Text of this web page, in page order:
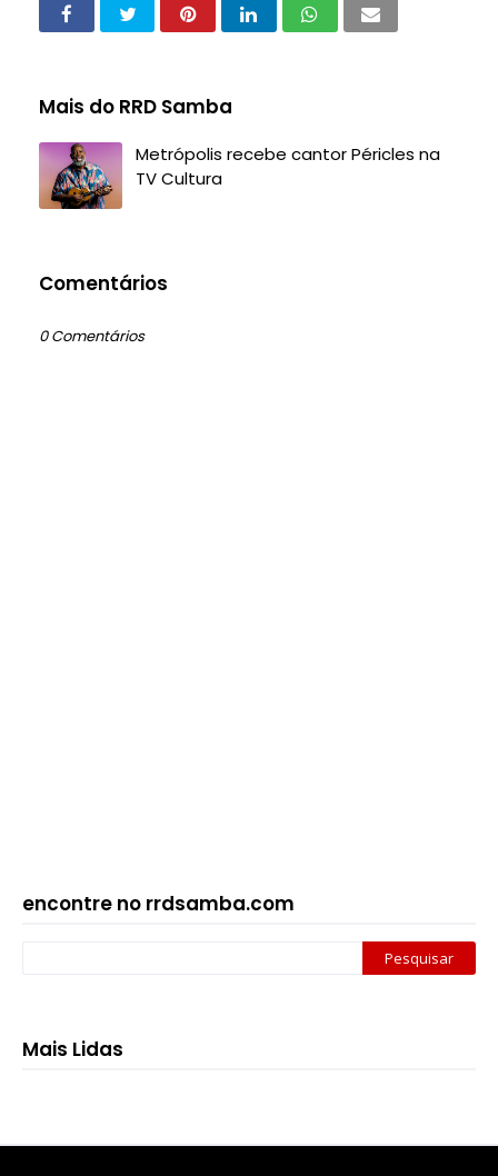
Mais do RRD Samba
Metrópolis recebe cantor Péricles na
TV Cultura
Comentários
0 Comentários
encontre no rrdsamba.com
Mais Lidas